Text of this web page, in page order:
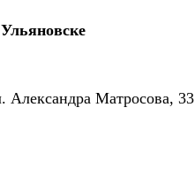
Александра Матросова, 33